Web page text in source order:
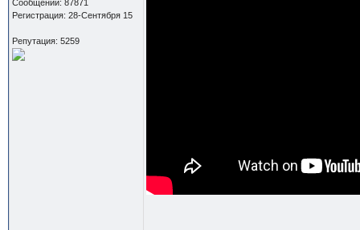
Сообщений: 87871
Регистрация: 28-Сентября 15
Репутация: 5259